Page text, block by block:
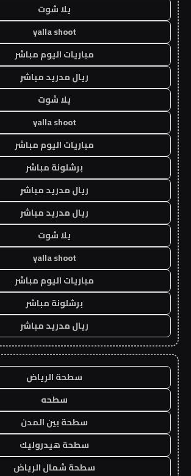
يلا شوت
yalla shoot
مباريات اليوم مباشر
ريال مدريد مباشر
يلا شوت
yalla shoot
مباريات اليوم مباشر
برشلونة مباشر
ريال مدريد مباشر
ريال مدريد مباشر
يلا شوت
yalla shoot
مباريات اليوم مباشر
برشلونة مباشر
ريال مدريد مباشر
سطحة الرياض
سطحه
سطحة بين المدن
سطحة هيدروليك
سطحة شمال الرياض